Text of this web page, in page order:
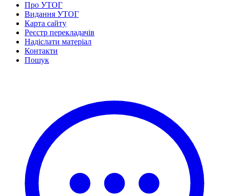
Про УТОГ
Видання УТОГ
Карта сайту
Реєстр перекладачів
Надіслати матеріал
Контакти
Пошук